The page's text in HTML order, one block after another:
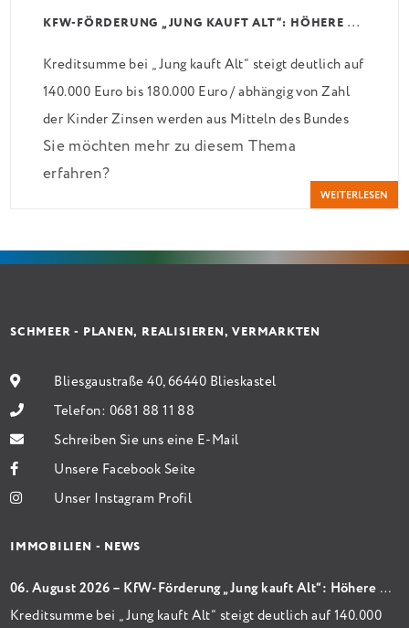
K
FW-FÖRDERUNG „JUNG KAUFT ALT“: HÖHERE KREDITE AB AUGUST 2026
Kreditsumme bei „Jung kauft Alt“ steigt deutlich auf
140.000 Euro bis 180.000 Euro / abhängig von Zahl
der Kinder Zinsen werden aus Mitteln des Bundes
verbilligt: Heutiger Zins bei 0,53 Prozent effektiv
bei 35 Jahren Laufzeit und 10 Jahren Zinsbindung
Antragstellende verpflichten sich zu energetischer
Sanierung in Einzelmaßnahmen […]
Sie möchten mehr zu diesem Thema
erfahren?
WEITERLESEN
SCHMEER - PLANEN, REALISIEREN, VERMARKTEN
Bliesgaustraße 40, 66440 Blieskastel
Telefon: 0681 88 11 88
Schreiben Sie uns eine E-Mail
Unsere Facebook Seite
Unser Instagram Profil
IMMOBILIEN - NEWS
06. August 2026 – KfW-Förderung „Jung kauft Alt“: Höhere Kredite ab August 2026
Kreditsumme bei „Jung kauft Alt“ steigt deutlich auf 140.000